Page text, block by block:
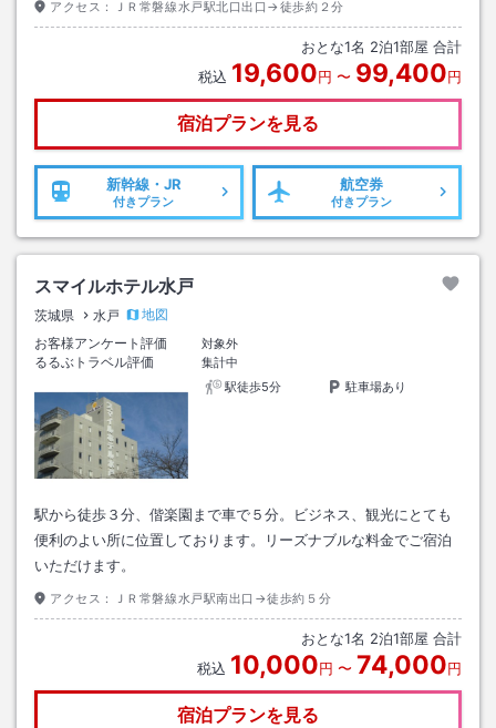
アクセス： ＪＲ常磐線水戸駅北口出口→徒歩約２分
おとな1名 2泊1部屋 合計
税込 19,600円 〜 99,400円
宿泊プランを見る
新幹線・JR
付きプラン
航空券
付きプラン
スマイルホテル水戸
茨城県 水戸
地図
お客様アンケート評価
対象外
るるぶトラベル評価
集計中
駅徒歩5分
駐車場あり
駅から徒歩３分、偕楽園まで車で５分。ビジネス、観光にとても
便利のよい所に位置しております。リーズナブルな料金でご宿泊
いただけます。
アクセス： ＪＲ常磐線水戸駅南出口→徒歩約５分
おとな1名 2泊1部屋 合計
税込 10,000円 〜 74,000円
宿泊プランを見る